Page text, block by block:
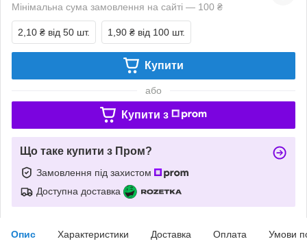
Мінімальна сума замовлення на сайті — 100 ₴
2,10 ₴ від 50 шт. 1,90 ₴ від 100 шт.
Купити
або
Купити з
Що таке купити з Пром?
Замовлення під захистом
Доступна доставка
Опис Характеристики Доставка Оплата Умови